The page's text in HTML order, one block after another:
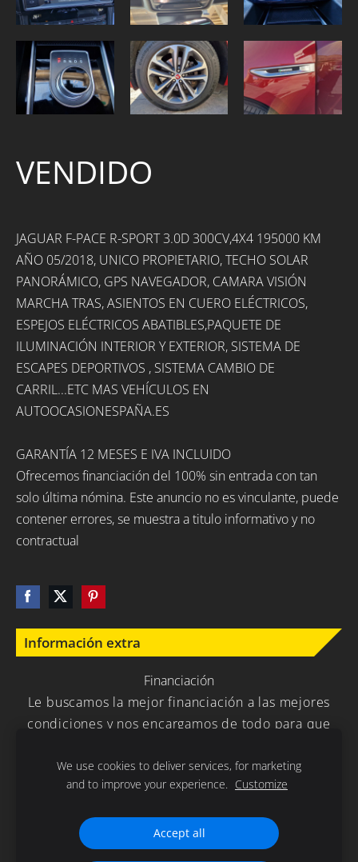
Información extra
Financiación
Le buscamos la mejor financiación a las mejores
condiciones y nos encargamos de todo para que
VENDIDO
JAGUAR F-PACE R-SPORT 3.0D 300CV,4X4 195000 KM
AÑO 05/2018, UNICO PROPIETARIO, TECHO SOLAR
PANORÁMICO, GPS NAVEGADOR, CAMARA VISIÓN
MARCHA TRAS, ASIENTOS EN CUERO ELÉCTRICOS,
ESPEJOS ELÉCTRICOS ABATIBLES,PAQUETE DE
ILUMINACIÓN INTERIOR Y EXTERIOR, SISTEMA DE
ESCAPES DEPORTIVOS , SISTEMA CAMBIO DE
CARRIL...ETC MAS VEHÍCULOS EN
AUTOOCASIONESPAÑA.ES
GARANTÍA 12 MESES E IVA INCLUIDO
Ofrecemos financiación del 100% sin entrada con tan
solo última nómina. Este anuncio no es vinculante, puede
contener errores, se muestra a titulo informativo y no
contractual
Gracias por la confianza depositada en nuestra empresa .
We use cookies to deliver services, for marketing
and to improve your experience. Customize
Accept all